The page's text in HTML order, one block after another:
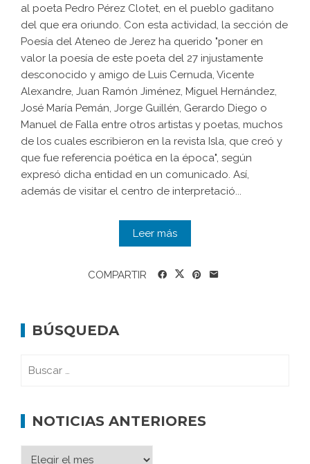
al poeta Pedro Pérez Clotet, en el pueblo gaditano
del que era oriundo. Con esta actividad, la sección de
Poesía del Ateneo de Jerez ha querido "poner en
valor la poesía de este poeta del 27 injustamente
desconocido y amigo de Luis Cernuda, Vicente
Alexandre, Juan Ramón Jiménez, Miguel Hernández,
José María Pemán, Jorge Guillén, Gerardo Diego o
Manuel de Falla entre otros artistas y poetas, muchos
de los cuales escribieron en la revista Isla, que creó y
que fue referencia poética en la época", según
expresó dicha entidad en un comunicado. Así,
además de visitar el centro de interpretació...
Leer más
COMPARTIR
BÚSQUEDA
NOTICIAS ANTERIORES